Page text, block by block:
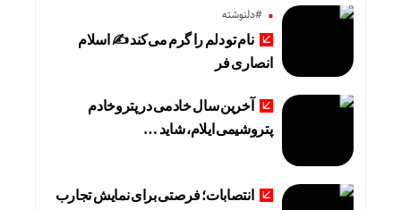
#دلنوشته
نام تو دلم را گرم می‌کند ✍️ اسلام
انصاری فر
آخرین سال خادمی در پتروخادم
پتروشیمی ایلام، شاید …
انتصابات؛ فرصتی برای نمایش تجارب